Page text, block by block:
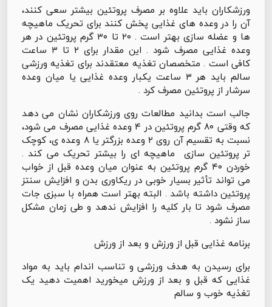
ورزشکاران باید علاوه بر مصرف پروتئین بیشتر سعی کنند،
آن را در وعده های غذایی پخش کنند برای تحریک ماهیچه
ها و عضله سازی بهتر است . ۲۰ تا ۳۰ گرم پروتئین در هر
وعده غذایی مصرف شود . این مقدار برای ۲ تا ۳ ساعت
کافی است . متخصصان تغذیه معتقدند برای تغذیه ورزشی
سالم باید هر ۳ ساعت یکبار وعده غذایی یا میان وعده
سرشار از پروتئین مصرف کرد .
جالب است بدانید مطالعات روی ورزشکاران نشان می دهد
که وقتی ۸۰ گرم پروتئین در ۴ وعده غذایی مصرف می شود،
نسبت به تقسیم آن روی ۲ وعده بزرگتر یا ۸ وعده ی، کوچک
تر پروتئین سازی ماهیچه ای را بیشتر تحریک می کند .
خوردن ۴۰ گرم پروتئین به عنوان میان وعده قبل از خواب
می تواند تأثیر بسیار خوبی در ریکاوری بدن و افزایش سنتز
پروتئین داشته باشد . البته بهتر است همراه با سبزی جات
مصرف شود تا بار کلیه را افزایش ندهد و طی زمان مشکل
ساز نشود .
برنامه غذایی قبل از ورزش و بعد از ورزش
برای رسیدن به هدف ورزشی و تناسب اندام باید به مواد
غذایی که قبل و بعد از ورزش میخورید اهمیت دهید یک
تغذیه خوب و سالم